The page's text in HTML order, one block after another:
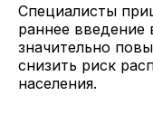
Специалисты
раннее
значительно
снизить риск
населения.